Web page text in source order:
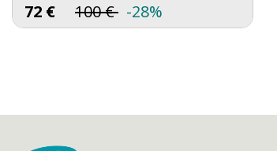
72 € 100€ -28%